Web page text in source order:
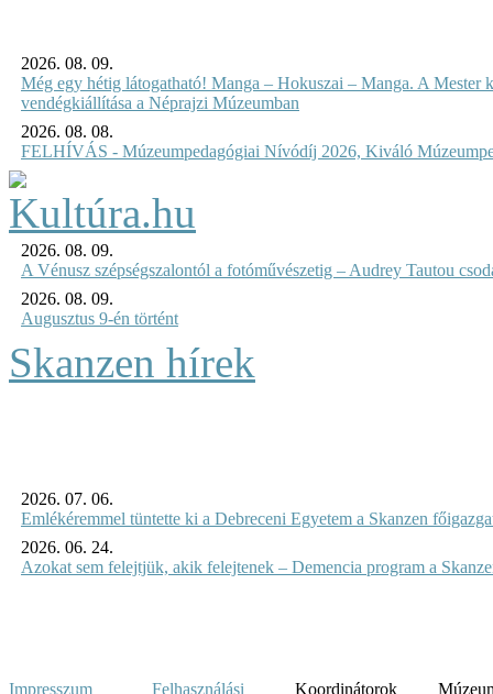
2026. 08. 09.
Még egy hétig látogatható! Manga – Hokuszai – Manga. A Mester
vendégkiállítása a Néprajzi Múzeumban
2026. 08. 08.
FELHÍVÁS - Múzeumpedagógiai Nívódíj 2026, Kiváló
2026. 08. 09.
A Vénusz szépségszalontól a fotóművészetig – Audrey Tautou
2026. 08. 09.
Augusztus 9-én történt
Skanzen hírek
2026. 07. 06.
Emlékéremmel tüntette ki a Debreceni Egyetem a Skanzen
2026. 06. 24.
Azokat sem felejtjük, akik felejtenek – Demencia program a
Impresszum Felhasználási Koordinátorok